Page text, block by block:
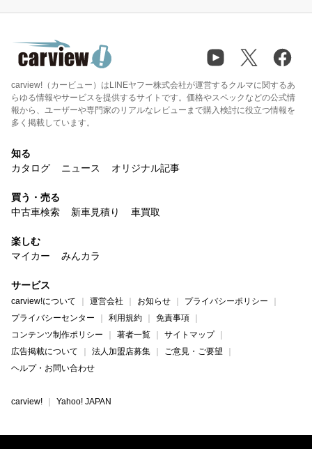
carview!（カービュー）はLINEヤフー株式会社が運営するクルマに関するあ
らゆる情報やサービスを提供するサイトです。価格やスペックなどの公式情
報から、ユーザーや専門家のリアルなレビューまで購入検討に役立つ情報を
多く掲載しています。
知る
カタログ
ニュース オリジナル記事
買う・売る
中古車検索
新車見積り 車買取
楽しむ
マイカー
みんカラ
サービス
carview!について 運営会社 お知らせ
プライバシーポリシー
プライバシーセンター
利用規約
免責事項
コンテンツ制作ポリシー
著者一覧
サイトマップ
広告掲載について
法人加盟店募集
ご意見・ご要望
ヘルプ・お問い合わせ
carview! Yahoo! JAPAN